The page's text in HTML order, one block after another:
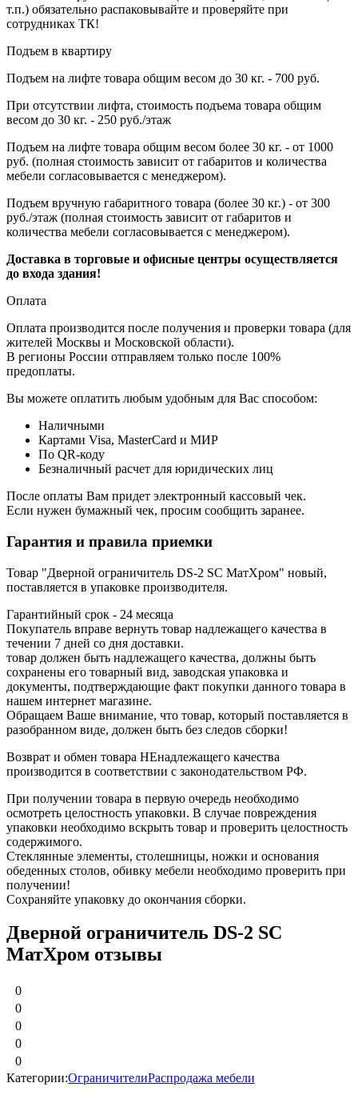
т.п.) обязательно распаковывайте и проверяйте при
сотрудниках ТК!
Подъем в квартиру
Подъем на лифте товара общим весом до 30 кг. - 700 руб.
При отсутствии лифта, стоимость подъема товара общим
весом до 30 кг. - 250 руб./этаж
Подъем на лифте товара общим весом более 30 кг. - от 1000
руб. (полная стоимость зависит от габаритов и количества
мебели согласовывается с менеджером).
Подъем вручную габаритного товара (более 30 кг.) - от 300
руб./этаж (полная стоимость зависит от габаритов и
количества мебели согласовывается с менеджером).
Доставка в торговые и офисные центры осуществляется
до входа здания!
Оплата
Оплата производится после получения и проверки товара (для
жителей Москвы и Московской области).
В регионы России отправляем только после 100%
предоплаты.
Вы можете оплатить любым удобным для Вас способом:
Наличными
Картами Visa, MasterCard и МИР
По QR-коду
Безналичный расчет для юридических лиц
После оплаты Вам придет электронный кассовый чек.
Если нужен бумажный чек, просим сообщить заранее.
Гарантия и правила приемки
Товар "Дверной ограничитель DS-2 SC МатХром" новый,
поставляется в упаковке производителя.
Гарантийный срок - 24 месяца
Покупатель вправе вернуть товар надлежащего качества в
течении 7 дней со дня доставки.
товар должен быть надлежащего качества, должны быть
сохранены его товарный вид, заводская упаковка и
документы, подтверждающие факт покупки данного товара в
нашем интернет магазине.
Обращаем Ваше внимание, что товар, который поставляется в
разобранном виде, должен быть без следов сборки!
Возврат и обмен товара НЕнадлежащего качества
производится в соответствии с законодательством РФ.
При получении товара в первую очередь необходимо
осмотреть целостность упаковки. В случае повреждения
упаковки необходимо вскрыть товар и проверить целостность
содержимого.
Стеклянные элементы, столешницы, ножки и основания
обеденных столов, обивку мебели необходимо проверить при
получении!
Сохраняйте упаковку до окончания сборки.
Дверной ограничитель DS-2 SC
МатХром отзывы
0
0
0
0
0
Категории:ОграничителиРаспродажа мебели